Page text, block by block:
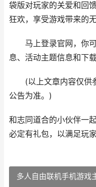
袋版对玩家的关爱和回
狂欢，享受游戏带来的
马上登录官网，你可
息、活动主题信息和下载
(以上文章内容仅供
公告为准。)
和志同道合的小伙伴一
必定有礼包，以满足玩
多人自由联机手机游戏